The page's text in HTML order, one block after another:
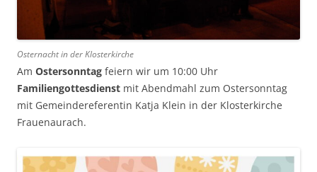
Osternacht in der Klosterkirche
Am Ostersonntag feiern wir um 10:00 Uhr
Familiengottesdienst mit Abendmahl zum Ostersonntag
mit Gemeindereferentin Katja Klein in der Klosterkirche
Frauenaurach.